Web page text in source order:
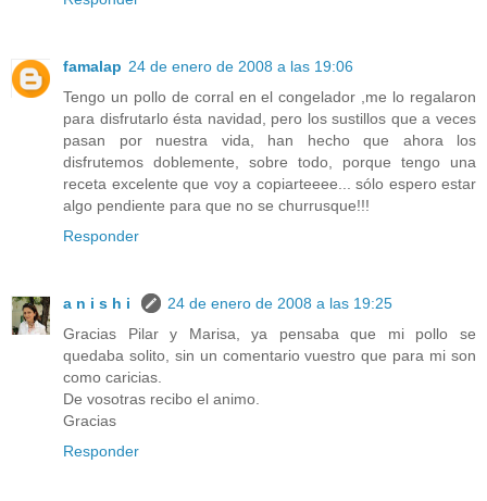
famalap 24 de enero de 2008 a las 19:06
Tengo un pollo de corral en el congelador ,me lo regalaron
para disfrutarlo ésta navidad, pero los sustillos que a veces
pasan por nuestra vida, han hecho que ahora los
disfrutemos doblemente, sobre todo, porque tengo una
receta excelente que voy a copiarteeee... sólo espero estar
algo pendiente para que no se churrusque!!!
Responder
a n i s h i
24 de enero de 2008 a las 19:25
Gracias Pilar y Marisa, ya pensaba que mi pollo se
quedaba solito, sin un comentario vuestro que para mi son
como caricias.
De vosotras recibo el animo.
Gracias
Responder